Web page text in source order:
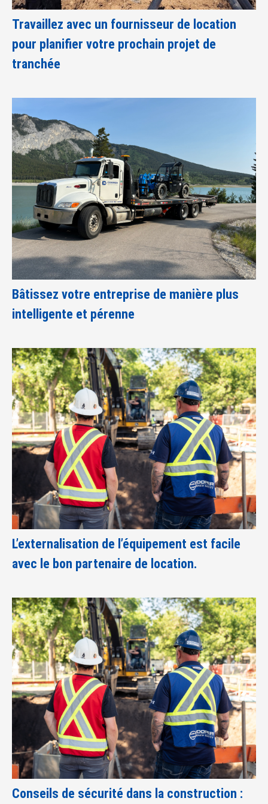
Travaillez avec un fournisseur de location
pour planifier votre prochain projet de
tranchée
Bâtissez votre entreprise de manière plus
intelligente et pérenne
L’externalisation de l’équipement est facile
avec le bon partenaire de location.
Conseils de sécurité dans la construction :